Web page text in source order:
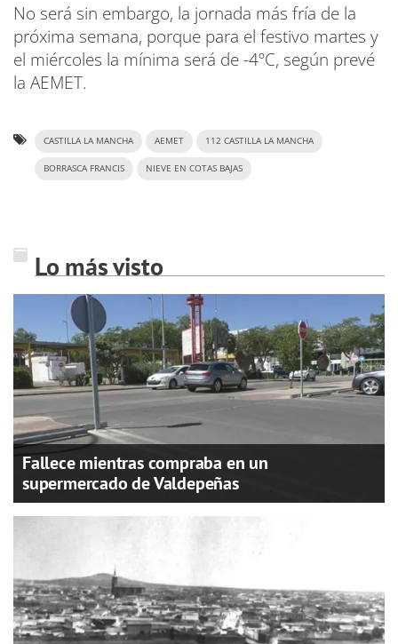
No será sin embargo, la jornada más fría de la
próxima semana, porque para el festivo martes y
el miércoles la mínima será de -4ºC, según prevé
la AEMET.
CASTILLA LA MANCHA AEMET 112 CASTILLA LA MANCHA
BORRASCA FRANCIS NIEVE EN COTAS BAJAS
Lo más visto
Fallece mientras compraba en un
supermercado de Valdepeñas